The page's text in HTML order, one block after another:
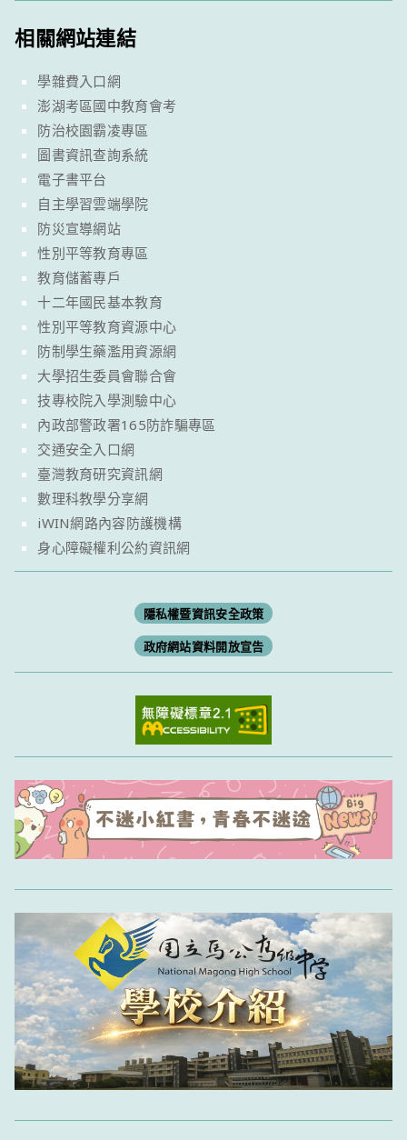
相關網站連結
學雜費入口網
澎湖考區國中教育會考
防治校園霸凌專區
圖書資訊查詢系統
電子書平台
自主學習雲端學院
防災宣導網站
性別平等教育專區
教育儲蓄專戶
十二年國民基本教育
性別平等教育資源中心
防制學生藥濫用資源網
大學招生委員會聯合會
技專校院入學測驗中心
內政部警政署165防詐騙專區
交通安全入口網
臺灣教育研究資訊網
數理科教學分享網
iWIN網路內容防護機構
身心障礙權利公約資訊網
隱私權暨資訊安全政策
政府網站資料開放宣告